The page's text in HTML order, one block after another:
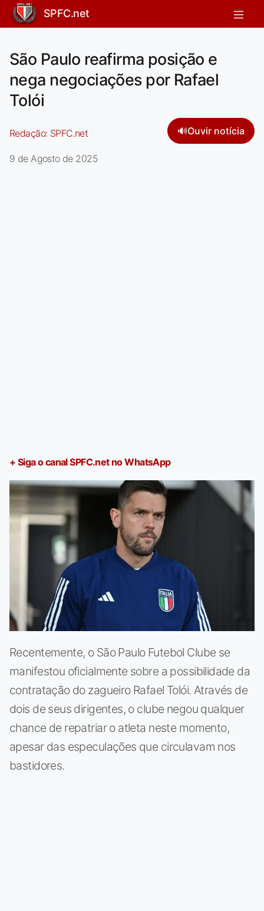
SPFC.net
São Paulo reafirma posição e
nega negociações por Rafael
Tolói
Redação: SPFC.net 🔊Ouvir notícia
9 de Agosto de 2025
+ Siga o canal SPFC.net no WhatsApp
Recentemente, o São Paulo Futebol Clube se
manifestou oficialmente sobre a possibilidade da
contratação do zagueiro Rafael Tolói. Através de
dois de seus dirigentes, o clube negou qualquer
chance de repatriar o atleta neste momento,
apesar das especulações que circulavam nos
bastidores.